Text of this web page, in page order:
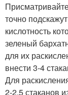
точно
кислотность
зеленый
для их
внести 3-4
Для
2-2,5 стаканов